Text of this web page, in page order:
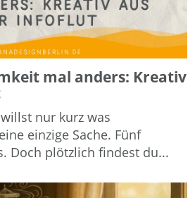
mal anders: Kreativ
nur kurz was
einzige Sache. Fünf
Doch plötzlich findest du...